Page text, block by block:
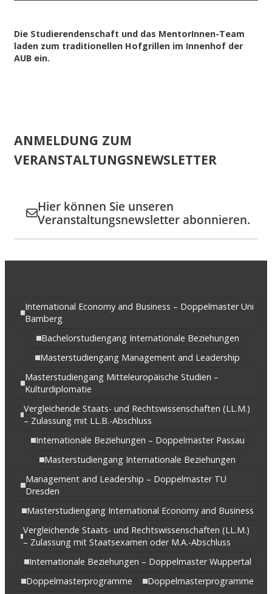
Die Studierendenschaft und das MentorInnen-Team
laden zum traditionellen Hofgrillen im Innenhof der
AUB ein.
ANMELDUNG ZUM
VERANSTALTUNGSNEWSLETTER
Hier können Sie unseren
Veranstaltungsnewsletter abonnieren.
International Economy and Business – Doppelmaster Uni
Bamberg
Bachelorstudiengang Internationale Beziehungen
Masterstudiengang Management and Leadership
Masterstudiengang Mitteleuropäische Studien –
Kulturdiplomatie
Vergleichende Staats- und Rechtswissenschaften (LL.M.)
– Zulassung mit LL.B.-Abschluss
Internationale Beziehungen – Doppelmaster Passau
Masterstudiengang Internationale Beziehungen
Management and Leadership – Doppelmaster TU
Dresden
Masterstudiengang International Economy and Business
Vergleichende Staats- und Rechtswissenschaften (LL.M.)
– Zulassung mit Staatsexamen oder M.A.-Abschluss
Internationale Beziehungen – Doppelmaster Wuppertal
Doppelmasterprogramme
Doppelmasterprogramme